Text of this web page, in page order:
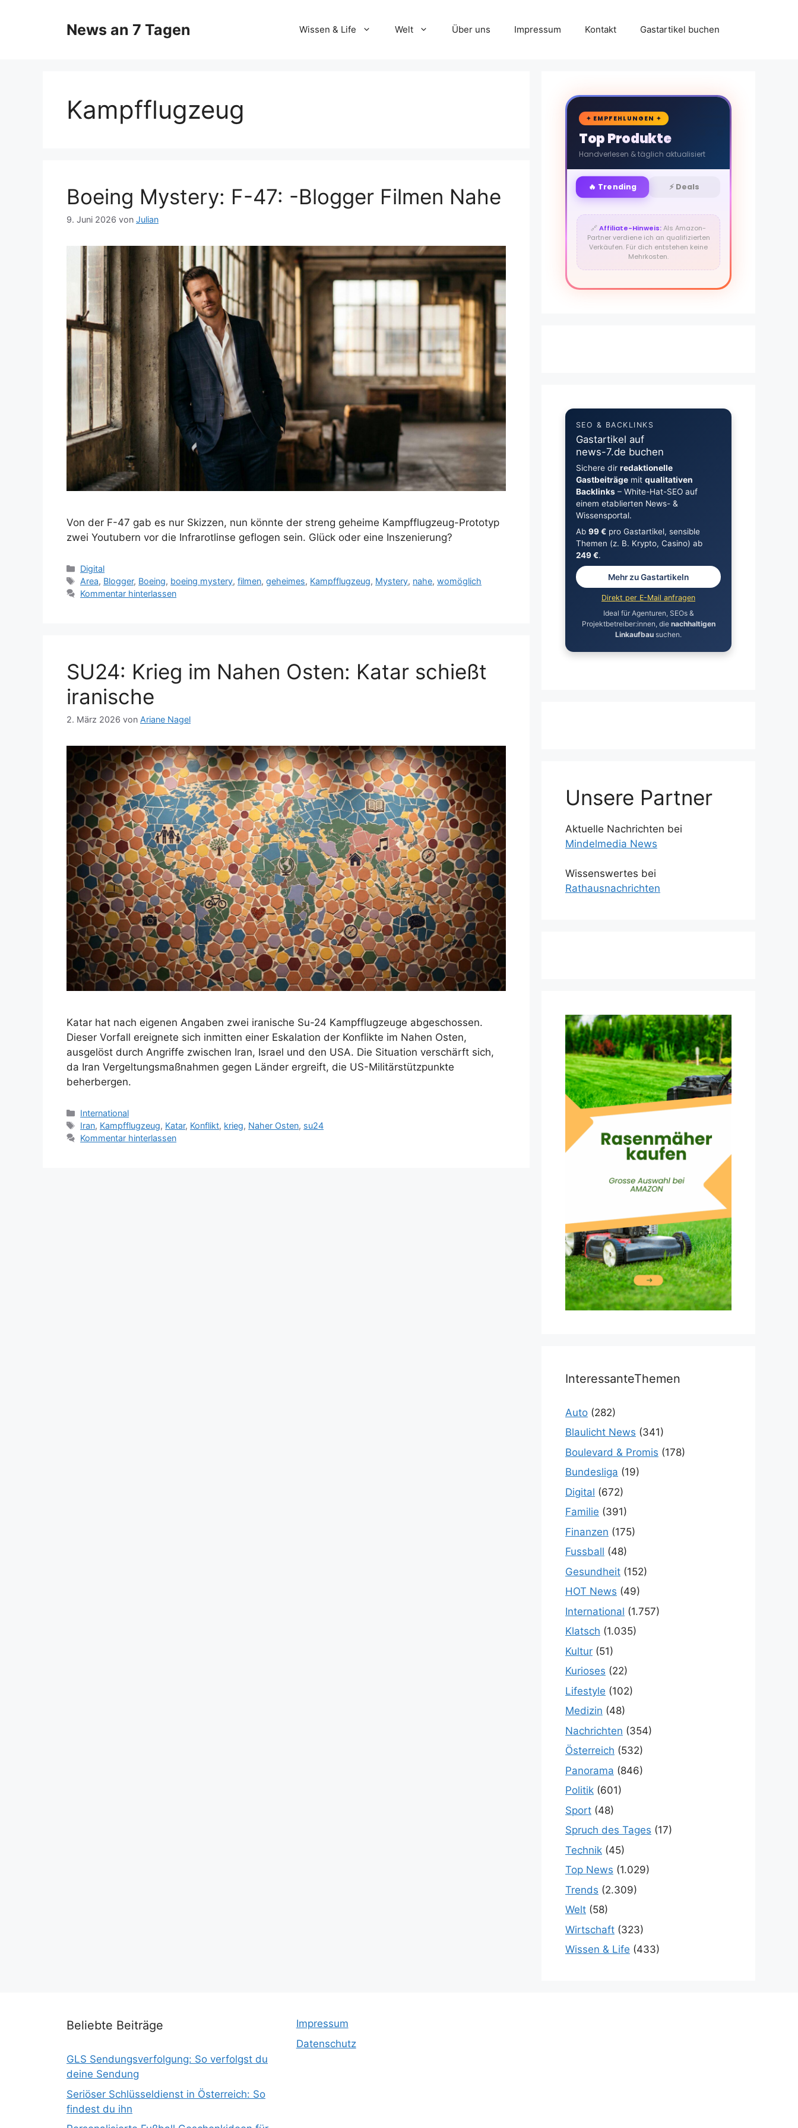
News an 7 Tagen Wissen & Life Welt Über uns Impressum Kontakt Gastartikel buchen
Kampfflugzeug
Boeing Mystery: F-47: -Blogger Filmen Nahe
9. Juni 2026 von Julian
Von der F-47 gab es nur Skizzen, nun könnte der streng geheime Kampfflugzeug-Prototyp
zwei Youtubern vor die Infrarotlinse geflogen sein. Glück oder eine Inszenierung?
Kategorien
Digital
Schlagwörter
Area, Blogger, Boeing, boeing mystery,filmen,geheimes, Kampfflugzeug, Mystery, nahe,womöglich
Kommentar hinterlassen
SU24: Krieg im Nahen Osten: Katar schießt
iranische
2. März 2026 von Ariane Nagel
Katar hat nach eigenen Angaben zwei iranische Su-24 Kampfflugzeuge abgeschossen.
Dieser Vorfall ereignete sich inmitten einer Eskalation der Konflikte im Nahen Osten,
ausgelöst durch Angriffe zwischen Iran, Israel und den USA. Die Situation verschärft sich,
da Iran Vergeltungsmaßnahmen gegen Länder ergreift, die US-Militärstützpunkte
beherbergen.
Kategorien
International
Schlagwörter
Iran, Kampfflugzeug, Katar, Konflikt, krieg, Naher Osten, su24
Kommentar hinterlassen
🛒
✦ EMPFEHLUNGEN ✦
Top Produkte
Handverlesen & täglich aktualisiert
🔥 Trending ⚡ Deals
🔗Affiliate-Hinweis:Als Amazon-
Partner verdiene ich an qualifizierten
Verkäufen. Für dich entstehen keine
Mehrkosten.
SEO & BACKLINKS
Gastartikel auf
news-7.de buchen
Sichere dir redaktionelle
Gastbeiträgemit qualitativen
Backlinks– White-Hat-SEO auf
einem etablierten News- &
Wissensportal.
Ab 99 €pro Gastartikel, sensible
Themen (z. B. Krypto, Casino) ab
249 €.
Mehr zu Gastartikeln
Direkt per E-Mail anfragen
Ideal für Agenturen, SEOs &
Projektbetreiber:innen, die nachhaltigen
Linkaufbau suchen.
Unsere Partner
Aktuelle Nachrichten bei
Mindelmedia News
Wissenswertes bei
Rathausnachrichten
InteressanteThemen
Auto (282)
Blaulicht News (341)
Boulevard & Promis (178)
Bundesliga (19)
Digital (672)
Familie (391)
Finanzen (175)
Fussball (48)
Gesundheit (152)
HOT News (49)
International (1.757)
Klatsch (1.035)
Kultur (51)
Kurioses (22)
Lifestyle (102)
Medizin (48)
Nachrichten (354)
Österreich (532)
Panorama (846)
Politik (601)
Sport (48)
Spruch des Tages (17)
Technik (45)
Top News (1.029)
Trends (2.309)
Welt (58)
Wirtschaft (323)
Wissen & Life (433)
Beliebte Beiträge
GLS Sendungsverfolgung: So verfolgst du
deine Sendung
Seriöser Schlüsseldienst in Österreich: So
findest du ihn
Impressum
Datenschutz